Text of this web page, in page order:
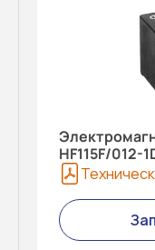
HF115F/012-